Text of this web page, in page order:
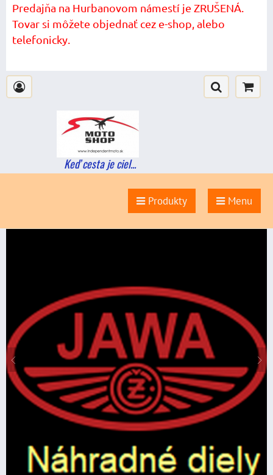
Predajňa na Hurbanovom námestí je ZRUŠENÁ.
Tovar si môžete objednať cez e-shop, alebo
telefonicky.
Keď cesta je ciel...
Produkty Menu